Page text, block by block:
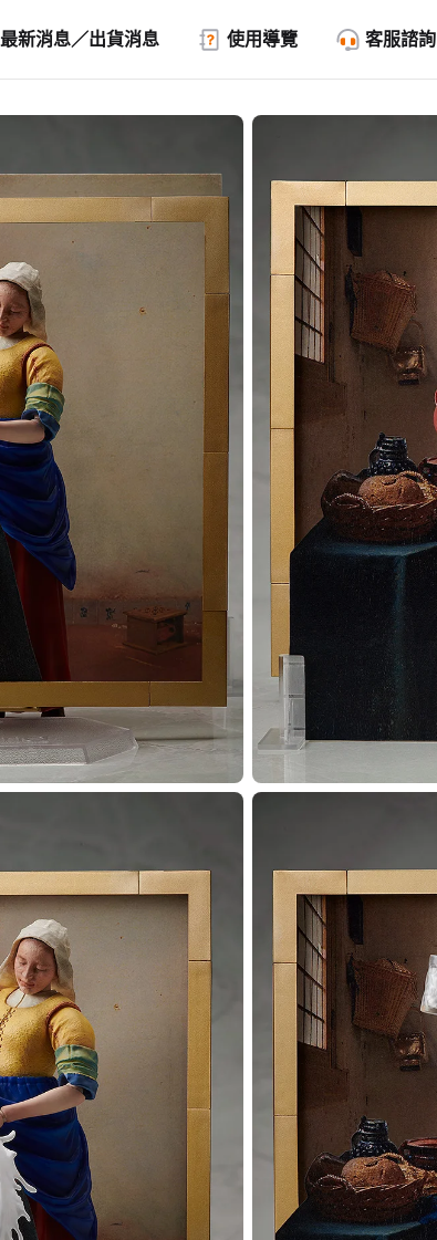
最新消息／出貨消息 使用導覽 客服諮詢